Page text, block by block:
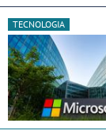
TECNOLOGIA